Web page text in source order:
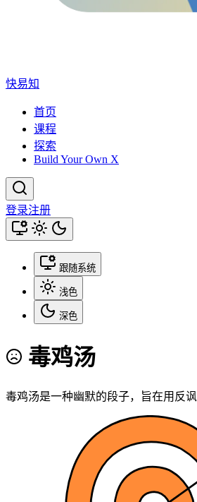
快易知
首页
课程
探索
Build Your Own X
登录注册
跟随系统
浅色
深色
毒鸡汤
毒鸡汤是一种幽默的段子，旨在用反